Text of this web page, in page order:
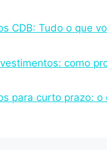
CDB: Tudo o que
como
para curto prazo: o